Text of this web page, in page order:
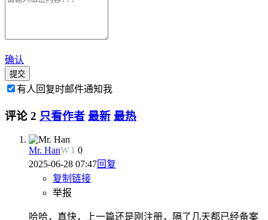
确认
提交
有人回复时邮件通知我
评论 2 只看作者 最新 最热
Mr. HanW1 0
2025-06-28 07:47回复
复制链接
举报
哈哈，真快，上一篇还是刚注册，隔了几天都已经备案